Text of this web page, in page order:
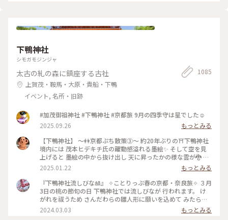
下鴨神社
シモガモジンジャ
太古の糺の森に鎮座する古社
上賀茂・鞍馬・大原・貴船・下鴨
イベント, 名所・旧跡
1085
#加茂御祖神社 #下鴨神社 #京都旅 9月の四季守は星でした☺️
2025.09.26
もっとみる
【下鴨神社】 〜👭京都ぷち散策③〜 約20年ぶりの⛩️下鴨神社
境内には 茂本ヒデキチ氏の躍動感溢れる墨絵✨ そして空を見
上げると 墨絵の中から抜け出し 天に昇ったかの様な雲が🐉 パ
ワーを感じ見入ってしまったd-maruでした #ご利益めぐり #
下鴨神社
2025.01.22
もっとみる
『下鴨神社流しびな🎎』 ✧︎ことりっぷ春の京都・奈良旅✧︎ ３月
3日の桃の節句の日 下鴨神社では流しびなが 行われます。 け
がれを祓うため さんだわらの雛人形に願いを込めて みたらし
川にひな人形を流します。 ちょうどこの日下鴨神社を 訪れる
予定だったので なんとか見てみたいと思って 行きましたが、
2024.03.03 もっとみる